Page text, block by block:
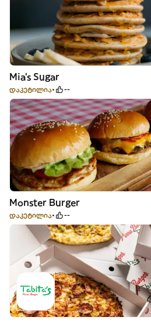
Mia's Sugar
დაკეტილია --
Monster Burger
დაკეტილია --